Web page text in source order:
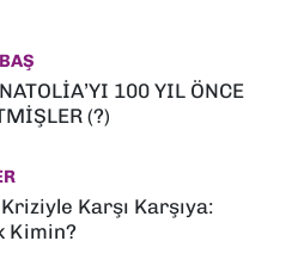
100 YIL ÖNCE
(?)
Karşı Karşıya:
Kimin?